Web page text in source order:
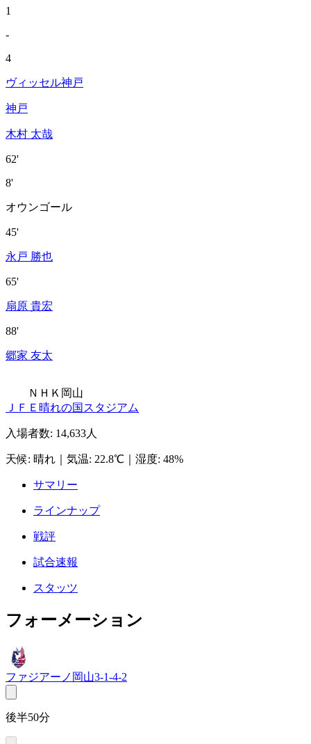
1
-
4
ヴィッセル神戸
神戸
木村 太哉
62'
8'
オウンゴール
45'
永戸 勝也
65'
扇原 貴宏
88'
郷家 友太
ＮＨＫ岡山
ＪＦＥ晴れの国スタジアム
入場者数: 14,633人
天候: 晴れ 気温: 22.8℃ 湿度: 48%
サマリー
ラインナップ
戦評
試合速報
スタッツ
フォーメーション
ファジアーノ岡山3-1-4-2
後半50分